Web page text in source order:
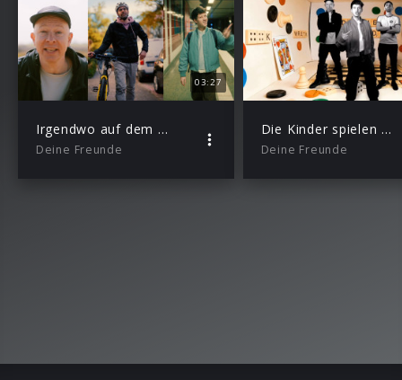
03:27
Irgendwo auf dem Heimweg
Deine Freunde
Die Kinder spielen verrückt
Deine Freunde